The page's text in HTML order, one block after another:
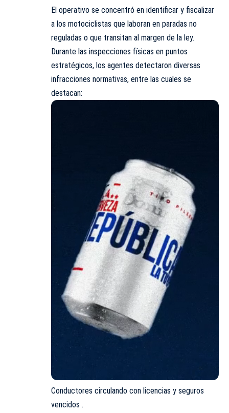
El operativo se concentró en identificar y fiscalizar
a los motociclistas que laboran en paradas no
reguladas o que transitan al margen de la ley.
Durante las inspecciones físicas en puntos
estratégicos, los agentes detectaron diversas
infracciones normativas, entre las cuales se
destacan:
Conductores circulando con licencias y seguros
vencidos .